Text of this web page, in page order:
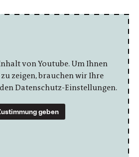
von Youtube. Um Ihnen
zeigen, brauchen wir Ihre
Datenschutz-Einstellungen.
geben